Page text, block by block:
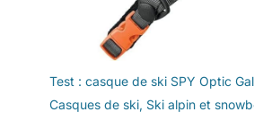
Test : casque de ski SPY Optic
Casques de ski, Ski alpin et